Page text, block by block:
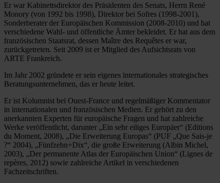
Er war Kabinettsdirektor des Präsidenten des Senats, Herrn René
Monory (von 1992 bis 1998), Direktor bei Sofres (1998-2001),
Sonderberater der Europäischen Kommission (2008-2010) und hat
verschiedene Wahl- und öffentliche Ämter bekleidet. Er hat aus dem
französischen Staatsrat, dessen Maître des Requêtes er war,
zurückgetreten. Seit 2009 ist er Mitglied des Aufsichtsrats von
ARTE Frankreich.
Im Jahr 2002 gründete er sein eigenes internationales strategisches
Beratungsunternehmen, das er heute leitet.
Er ist Kolumnist bei Ouest-France und regelmäßiger Kommentator
in internationalen und französischen Medien. Er gehört zu den
anerkannten Experten für europäische Fragen und hat zahlreiche
Werke veröffentlicht, darunter „Ein sehr eiliges Europäer“ (Editions
du Moment, 2008), „Die Erweiterung Europas“ (PUF „Que Sais-je
?“ 2004), „Fünfzehn+Dix“, die große Erweiterung (Albin Michel,
2003), „Der permanente Atlas der Europäischen Union“ (Lignes de
repères, 2012) sowie zahlreiche Artikel in verschiedenen
Fachzeitschriften.